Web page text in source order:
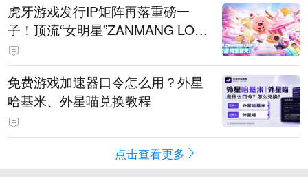
虎牙游戏发行IP矩阵再落重磅一
子！顶流“女明星”ZANMANG LOO
PY 正版3D消除手游《消消奇遇》
惊喜曝光
免费游戏加速器口令怎么用？外星
哈基米、外星喵兑换教程
点击查看更多